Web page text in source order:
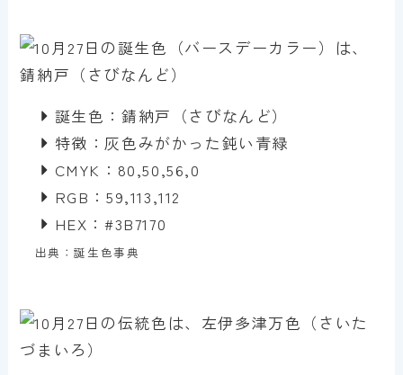
誕生色：錆納戸（さびなんど）
特徴：灰色みがかった鈍い青緑
CMYK：80,50,56,0
RGB：59,113,112
HEX：#3B7170
出典：誕生色事典